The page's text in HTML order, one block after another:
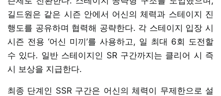
길드원은 같은 시즌 안에서 어신의 체력과 스테이지 진
행도를 공유하며 협력해 공략한다. 각 스테이지 입장 시
시즌 전용 ‘어신 미끼’를 사용하고, 일 최대 6회 도전할
수 있다. 일반 스테이지인 SR 구간까지는 클리어 시 즉
시 보상을 지급한다.
최종 단계인 SSR 구간은 어신의 체력이 무제한으로 설